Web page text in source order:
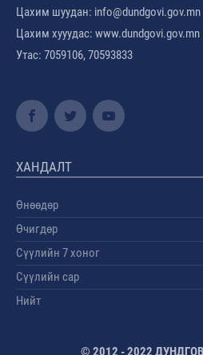
Цахим шуудан: info@dundgovi.gov.mn
Цахим хууудас: www.dundgovi.gov.mn
Утас: 7059106, 70593833
ХАНДАЛТ
Өнөөдөр
Өчигдөр
Сүүлийн 7 хоног
Сүүлийн сар
Нийт
© 2012 - 2022